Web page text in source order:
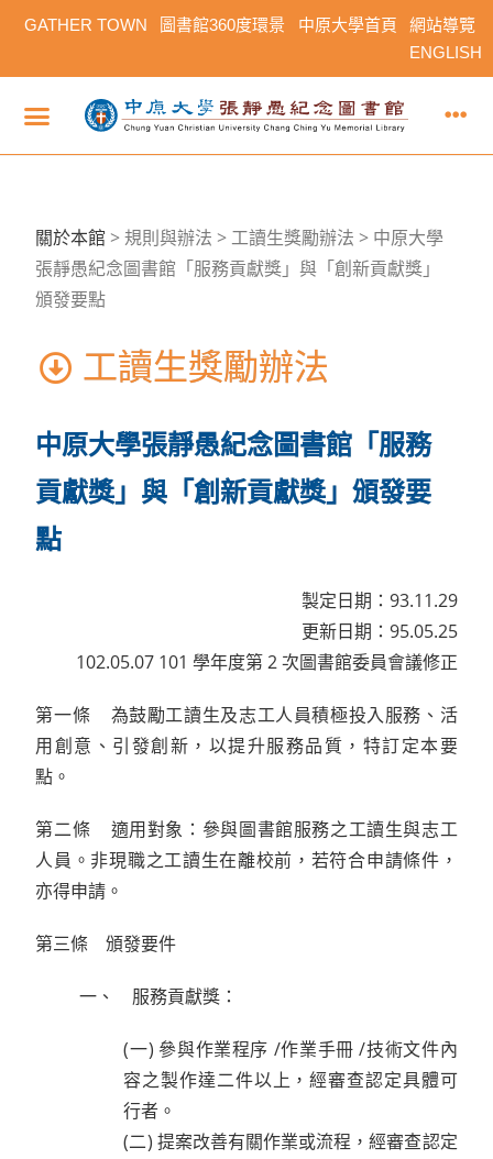
GATHER TOWN 圖書館360度環景 中原大學首頁
網站導覽
ENGLISH
關於本館 >規則與辦法 > 工讀生獎勵辦法 > 中原大學
張靜愚紀念圖書館「服務貢獻獎」與「創新貢獻獎」
頒發要點​​
工讀生獎勵辦法
中原大學張靜愚紀念圖書館「服務
貢獻獎」與「創新貢獻獎」頒發要
點​
製定日期：93.11.29
更新日期：95.05.25
102.05.07 101 學年度第 2 次圖書館委員會議修正
第一條 為鼓勵工讀生及志工人員積極投入服務、活
用創意、引發創新，以提升服務品質，特訂定本要
點。
第二條 適用對象：參與圖書館服務之工讀生與志工
人員。非現職之工讀生在離校前，若符合申請條件，
亦得申請。
第三條 頒發要件
一、 服務貢獻獎：
(一) 參與作業程序 /作業手冊 /技術文件內
容之製作達二件以上，經審查認定具體可
行者。
(二) 提案改善有關作業或流程，經審查認定